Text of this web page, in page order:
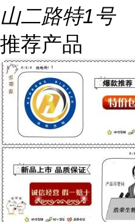
山二路特1号
推荐产品